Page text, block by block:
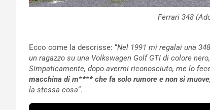
Ferrari 348
Ecco come la descrisse: “Nel 1991 mi regalai una
un ragazzo su una Volkswagen Golf GTI di colore
Simpaticamente, dopo avermi riconosciuto, me lo
macchina di m**** che fa solo rumore e non si muove
la stessa cosa“.